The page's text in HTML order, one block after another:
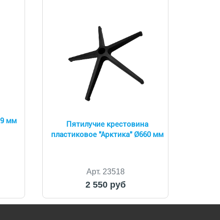
мм
Пятилучие крестовина
пластиковое "Арктика" Ø660 мм
Арт. 23518
2 550 руб